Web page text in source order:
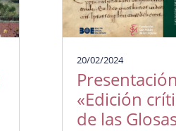
20/02/2024
«Edición
de las